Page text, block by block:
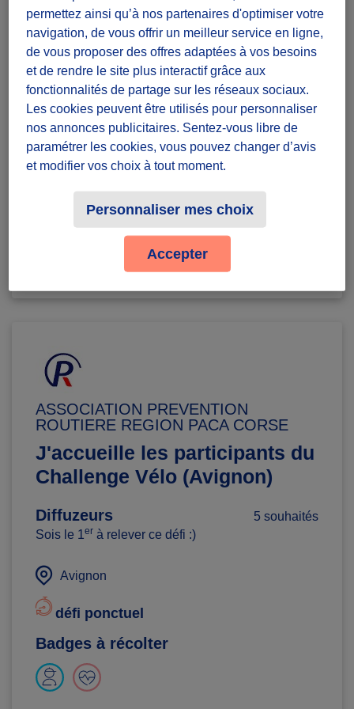
Diffuzeurs
5 souhaités
Sois le 1erà relever ce défi :)
Gap
défi ponctuel
Badges à récolter
ASSOCIATION PREVENTION
ROUTIERE REGION PACA CORSE
J'accueille les participants du
Challenge Vélo (Avignon)
Diffuzeurs
5 souhaités
Sois le 1er à relever ce défi :)
Avignon
défi ponctuel
Badges à récolter
permettez ainsi qu’à nos partenaires d'optimiser votre
navigation, de vous offrir un meilleur service en ligne,
de vous proposer des offres adaptées à vos besoins
et de rendre le site plus interactif grâce aux
fonctionnalités de partage sur les réseaux sociaux.
Les cookies peuvent être utilisés pour personnaliser
nos annonces publicitaires. Sentez-vous libre de
paramétrer les cookies, vous pouvez changer d’avis
et modifier vos choix à tout moment.
Personnaliser mes choix
Accepter